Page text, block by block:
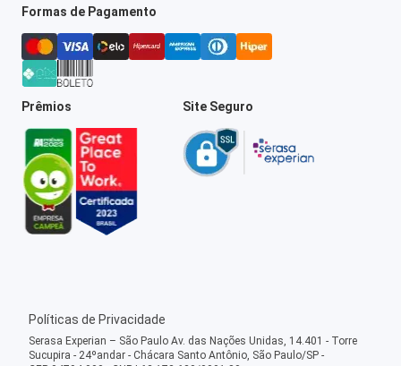
Formas de Pagamento
Prêmios Site Seguro
Políticas de Privacidade
Serasa Experian – São Paulo Av. das Nações Unidas, 14.401 - Torre
Sucupira - 24ºandar - Chácara Santo Antônio, São Paulo/SP -